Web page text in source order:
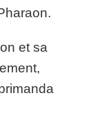
et sa